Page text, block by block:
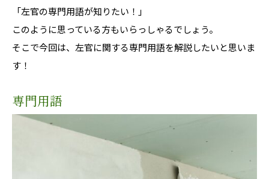
「左官の専門用語が知りたい！」
このように思っている方もいらっしゃるでしょう。
そこで今回は、左官に関する専門用語を解説したいと思いま
す！
専門用語